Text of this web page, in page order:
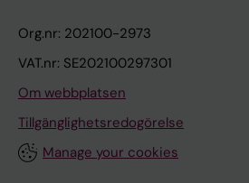
Org.nr: 202100-2973
VAT.nr: SE202100297301
Om webbplatsen
Tillgänglighetsredogörelse
Manage your cookies